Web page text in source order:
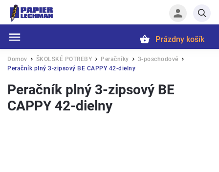
Hľadať
Prázdny košík
Domov / ŠKOLSKÉ POTREBY / Peračníky / 3-poschodové /
Peračník plný 3-zipsový BE CAPPY 42-dielny
Peračník plný 3-zipsový BE
CAPPY 42-dielny